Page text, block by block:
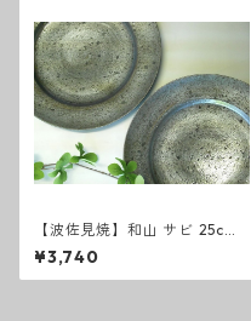
【波佐見焼】和山 サビ 25cm
プレート 和モダン シンプル シ
ック おしゃれ
¥3,740